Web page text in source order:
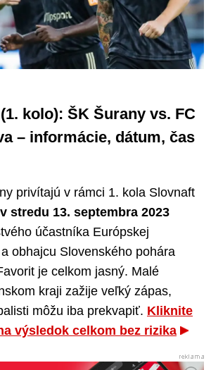
kolo): ŠK Šurany vs. FC
– informácie, dátum, čas
privítajú v rámci 1. kola Slovnaft
v stredu 13. septembra 2023
účastníka Európskej
obhajcu Slovenského pohára
je celkom jasný. Malé
kraji zažije veľký zápas,
môžu iba prekvapiť. Kliknite
výsledok celkom bez rizika